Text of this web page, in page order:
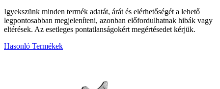
Igyekszünk minden termék adatát, árát és elérhetőségét a lehető
legpontosabban megjeleníteni, azonban előfordulhatnak hibák vagy
eltérések. Az esetleges pontatlanságokért megértésedet kérjük.
Hasonló Termékek